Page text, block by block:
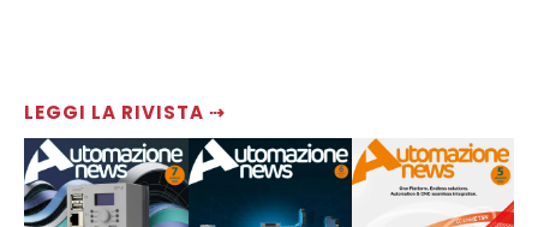
LEGGI LA RIVISTA ⇢